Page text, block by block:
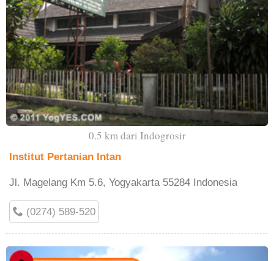
0.5 km dari Indogrosir
Institut Pertanian Intan
Jl. Magelang Km 5.6, Yogyakarta 55284 Indonesia
(0274) 589-520